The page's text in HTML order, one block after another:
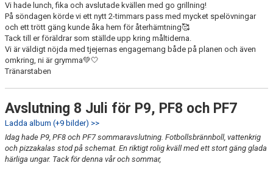
Vi hade lunch, fika och avslutade kvällen med go grillning!
På söndagen körde vi ett nytt 2-timmars pass med mycket spelövningar
och ett trött gäng kunde åka hem för återhämtning🥰
Tack till er föräldrar som ställde upp kring måltiderna.
Vi är väldigt nöjda med tjejernas engagemang både på planen och även
omkring, ni är grymma💚🤍
Tränarstaben
Avslutning 8 Juli för P9, PF8 och PF7
Ladda album (+9 bilder) >>
Idag hade P9, PF8 och PF7 sommaravslutning. Fotbollsbrännboll, vattenkrig
och pizzakalas stod på schemat. En riktigt rolig kväll med ett stort gäng glada
härliga ungar. Tack för denna vår och sommar,